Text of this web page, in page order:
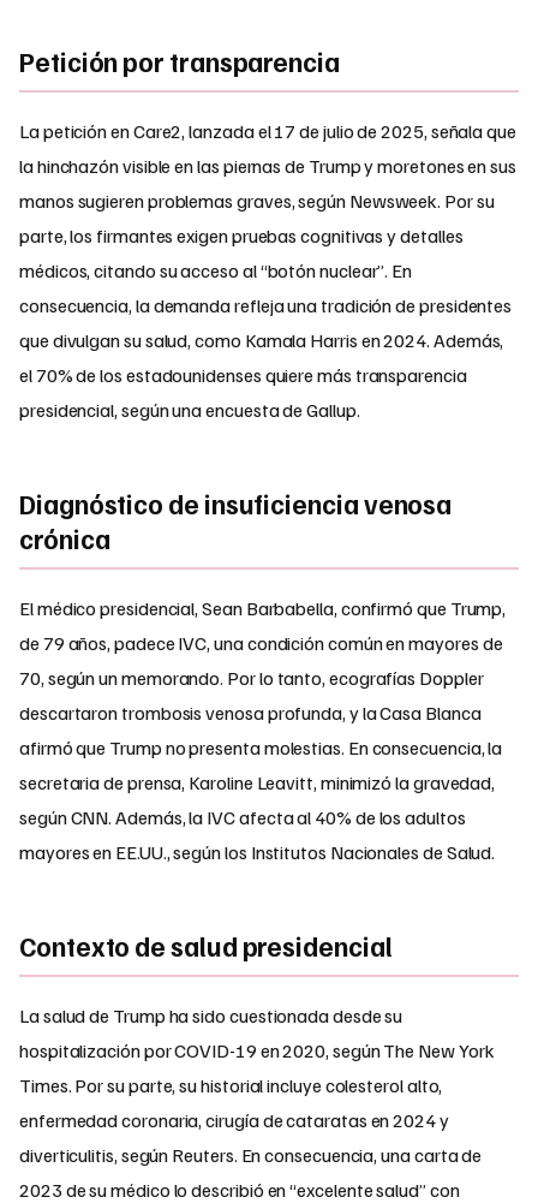
Petición por transparencia
La petición en Care2, lanzada el 17 de julio de 2025, señala que
la hinchazón visible en las piernas de Trump y moretones en sus
manos sugieren problemas graves, según Newsweek. Por su
parte, los firmantes exigen pruebas cognitivas y detalles
médicos, citando su acceso al “botón nuclear”. En
consecuencia, la demanda refleja una tradición de presidentes
que divulgan su salud, como Kamala Harris en 2024. Además,
el 70% de los estadounidenses quiere más transparencia
presidencial, según una encuesta de Gallup.
Diagnóstico de insuficiencia venosa
crónica
El médico presidencial, Sean Barbabella, confirmó que Trump,
de 79 años, padece IVC, una condición común en mayores de
70, según un memorando. Por lo tanto, ecografías Doppler
descartaron trombosis venosa profunda, y la Casa Blanca
afirmó que Trump no presenta molestias. En consecuencia, la
secretaria de prensa, Karoline Leavitt, minimizó la gravedad,
según CNN. Además, la IVC afecta al 40% de los adultos
mayores en EE.UU., según los Institutos Nacionales de Salud.
Contexto de salud presidencial
La salud de Trump ha sido cuestionada desde su
hospitalización por COVID-19 en 2020, según The New York
Times. Por su parte, su historial incluye colesterol alto,
enfermedad coronaria, cirugía de cataratas en 2024 y
diverticulitis, según Reuters. En consecuencia, una carta de
2023 de su médico lo describió en “excelente salud” con